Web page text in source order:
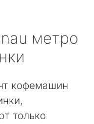
метро
кофемашин
только